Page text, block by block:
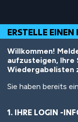
Top
of
Page
Navigation
Main
Content
Footer
Inhalt
ERSTELLE
Willkommen!
aufzusteigen, Ihre
Wiedergabelisten
Sie haben bereits
1. IHRE LOGIN -